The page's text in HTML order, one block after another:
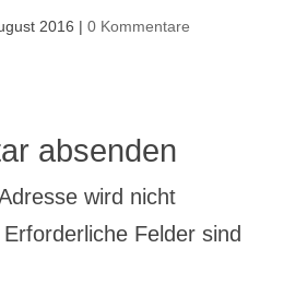
2016 | 0 Kommentare
absenden
wird nicht
Erforderliche Felder sind